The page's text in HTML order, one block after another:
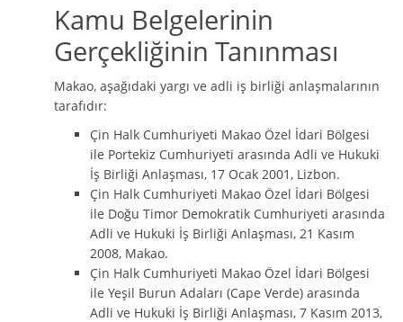
Kamu Belgelerinin
Gerçekliğinin Tanınması
Makao, aşağıdaki yargı ve adli iş birliği anlaşmalarının
tarafıdır:
Çin Halk Cumhuriyeti Makao Özel İdari Bölgesi
ile Portekiz Cumhuriyeti arasında Adli ve Hukuki
İş Birliği Anlaşması, 17 Ocak 2001, Lizbon.
Çin Halk Cumhuriyeti Makao Özel İdari Bölgesi
ile Doğu Timor Demokratik Cumhuriyeti arasında
Adli ve Hukuki İş Birliği Anlaşması, 21 Kasım
2008, Makao.
Çin Halk Cumhuriyeti Makao Özel İdari Bölgesi
ile Yeşil Burun Adaları (Cape Verde) arasında
Adli ve Hukuki İş Birliği Anlaşması, 7 Kasım 2013,